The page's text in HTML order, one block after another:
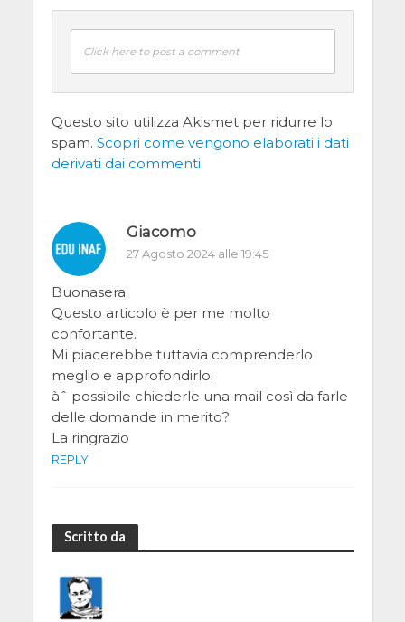
Click here to post a comment
Questo sito utilizza Akismet per ridurre lo
spam. Scopri come vengono elaborati i dati
derivati dai commenti.
Giacomo
27 Agosto 2024 alle 19:45
Buonasera.
Questo articolo è per me molto
confortante.
Mi piacerebbe tuttavia comprenderlo
meglio e approfondirlo.
àˆ possibile chiederle una mail così da farle
delle domande in merito?
La ringrazio
REPLY
Scritto da